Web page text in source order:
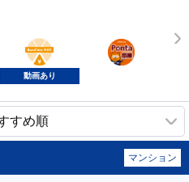
BunChinPAY
ポンタ
部屋
動画あり
マンション